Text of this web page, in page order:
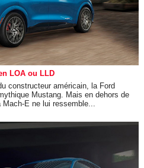
LOA ou LLD
constructeur américain, la Ford
Mustang. Mais en dehors de
E ne lui ressemble...